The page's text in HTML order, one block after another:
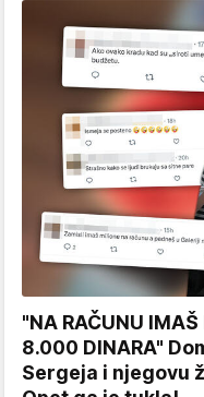
"NA RAČUNU
8.000 DINARA"
Sergeja i njegovu